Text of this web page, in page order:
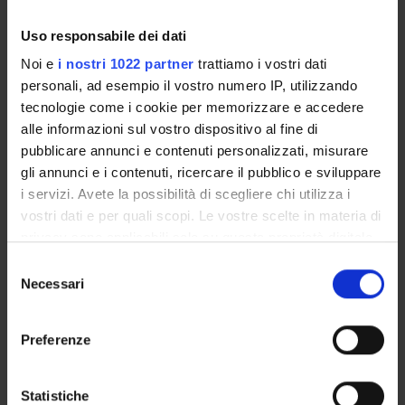
Uso responsabile dei dati
Noi e i nostri 1022 partner trattiamo i vostri dati
personali, ad esempio il vostro numero IP, utilizzando
tecnologie come i cookie per memorizzare e accedere
alle informazioni sul vostro dispositivo al fine di
pubblicare annunci e contenuti personalizzati, misurare
gli annunci e i contenuti, ricercare il pubblico e sviluppare
i servizi. Avete la possibilità di scegliere chi utilizza i
vostri dati e per quali scopi. Le vostre scelte in materia di
modificare o revocare il proprio consenso in qualsiasi
momento dalla Dichiarazione sui cookie o facendo clic
raccogliere informazioni sulla tua posizione
delNecessari
Preferenze
Statistiche
Lidia Angeleri
Enrico Gregorio
Professore associato
Francesca Mantese
Professore associato
Associative rings and algebras
ATTIVITÀ